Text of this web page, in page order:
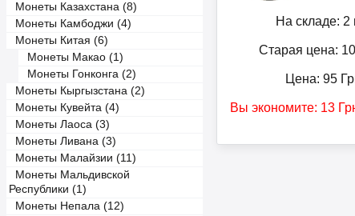
Монеты Казахстана (8)
Монеты Камбоджи (4)
Монеты Китая (6)
Монеты Макао (1)
Монеты Гонконга (2)
Монеты Кыргызстана (2)
Монеты Кувейта (4)
Монеты Лаоса (3)
Монеты Ливана (3)
Монеты Малайзии (11)
Монеты Мальдивской
Республики (1)
Монеты Непала (12)
На складе: 2
Старая цена:
Цена: 95
Вы экономите: 13